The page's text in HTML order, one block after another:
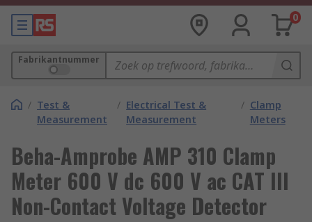
0
Fabrikantnummer
/ Test &
Measurement
/ Electrical Test &
Measurement
/ Clamp
Meters
Beha-Amprobe AMP 310 Clamp
Meter 600 V dc 600 V ac CAT III
Non-Contact Voltage Detector